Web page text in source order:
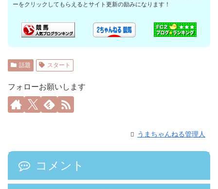
ーをクリックしてもらえるとサイト更新の励みになります！
話題 スタート
フォローお願いします
うまちゃんねる管理人
コメント